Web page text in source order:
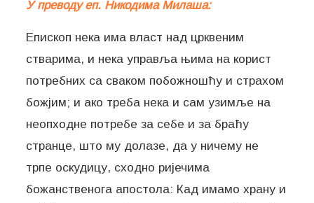
У преводу еп. Никодима Милаша:
Епископ нека има власт над црквеним
стварима, и нека управља њима на корист
потребних са сваком побожношћу и страхом
божјим; и ако треба нека и сам узимље на
неопходне потребе за себе и за браћу
странце, што му долазе, да у ничему не
трпе оскудицу, сходно ријечима
божанственога апостола: Кад имамо храну и